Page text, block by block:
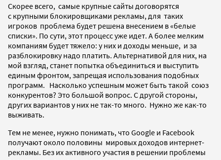
Скорее всего, самые крупные сайты договорятся
с крупными блокировщиками рекламы, для таких
игроков проблема будет решена внесением в «белые
списки». По сути, этот процесс уже идет. А более мелким
компаниям будет тяжело: у них и доходы меньше, и за
разблокировку надо платить. Альтернативой для них, на
мой взгляд, станет попытка объединиться и выступить
единым фронтом, запрещая использования подобных
программ. Насколько успешным может быть такой союз
конкурентов? Это большой вопрос. С другой стороны,
других вариантов у них не так-то много. Нужно же как-то
выживать.
Тем не менее, нужно понимать, что Google и Facebook
получают около половины мировых доходов интернет-
рекламы. Без их активного участия в решении проблемы